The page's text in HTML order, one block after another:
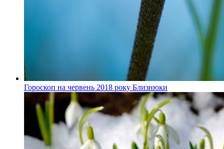
Гороскоп на червень 2018 року Близнюки